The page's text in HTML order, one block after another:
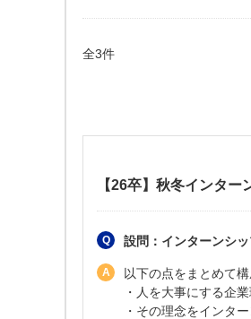
全3件
【26卒】秋冬インタ
設問：インターンシ
以下の点をまとめて構
・人を大事にする企
・その理念をインタ